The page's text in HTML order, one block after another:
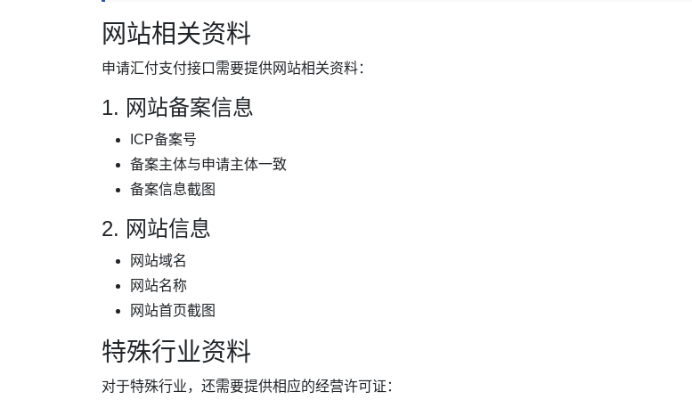
网站相关资料
申请汇付支付接口需要提供网站相关资料：
1. 网站备案信息
ICP备案号
备案主体与申请主体一致
备案信息截图
2. 网站信息
网站域名
网站名称
网站首页截图
特殊行业资料
对于特殊行业，还需要提供相应的经营许可证：